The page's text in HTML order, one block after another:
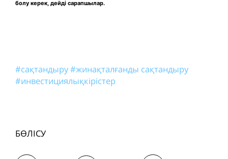
болу керек, дейді сарапшылар.
#сақтандыру#жинақталғанды сақтандыру
#инвестициялықкірістер
БӨЛІСУ